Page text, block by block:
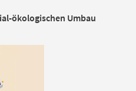
ökologischen Umbau